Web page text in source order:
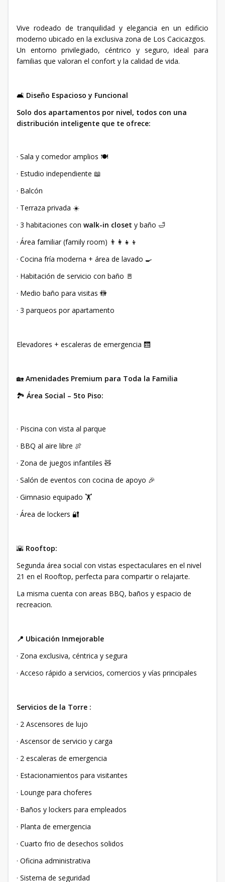
Vive rodeado de tranquilidad y elegancia en un edificio
moderno ubicado en la exclusiva zona de Los Cacicazgos.
Un entorno privilegiado, céntrico y seguro, ideal para
familias que valoran el confort y la calidad de vida.
🛋️ Diseño Espacioso y Funcional
Solo dos apartamentos por nivel, todos con una
distribución inteligente que te ofrece:
· Sala y comedor amplios 🍽️
· Estudio independiente 📖
· Balcón
· Terraza privada ☀️
· 3 habitaciones con walk-in closet y baño 🛁
· Área familiar (family room) 👨‍👩‍👧‍👦
· Cocina fría moderna + área de lavado 🍳
· Habitación de servicio con baño 🚪
· Medio baño para visitas 🚻
· 3 parqueos por apartamento
Elevadores + escaleras de emergencia 🛗
🏡 Amenidades Premium para Toda la Familia
🏞️ Área Social – 5to Piso:
· Piscina con vista al parque
· BBQ al aire libre 🍖
· Zona de juegos infantiles 🧸
· Salón de eventos con cocina de apoyo 🎉
· Gimnasio equipado 🏋️
· Área de lockers 🔐
🌇 Rooftop:
Segunda área social con vistas espectaculares en el nivel
21 en el Rooftop, perfecta para compartir o relajarte.
La misma cuenta con areas BBQ, baños y espacio de
recreacion.
📍 Ubicación Inmejorable
· Zona exclusiva, céntrica y segura
· Acceso rápido a servicios, comercios y vías principales
Servicios de la Torre :
· 2 Ascensores de lujo
· Ascensor de servicio y carga
· 2 escaleras de emergencia
· Estacionamientos para visitantes
· Lounge para choferes
· Baños y lockers para empleados
· Planta de emergencia
· Cuarto frio de desechos solidos
· Oficina administrativa
· Sistema de seguridad